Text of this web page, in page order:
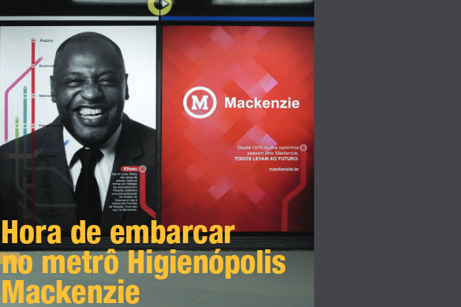
Hora de embarcar
no metrô Higienópolis
Mackenzie